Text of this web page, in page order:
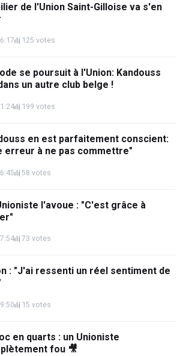
de l'Union Saint-Gilloise va s'en
125 votes
se poursuit à l'Union: Kandouss
un autre club belge !
199 votes
en est parfaitement conscient:
erreur à ne pas commettre"
58 votes
l'avoue : "C'est grâce à
73 votes
: "J'ai ressenti un réel sentiment de
15 votes
en quarts : un Unioniste
fou 🎥